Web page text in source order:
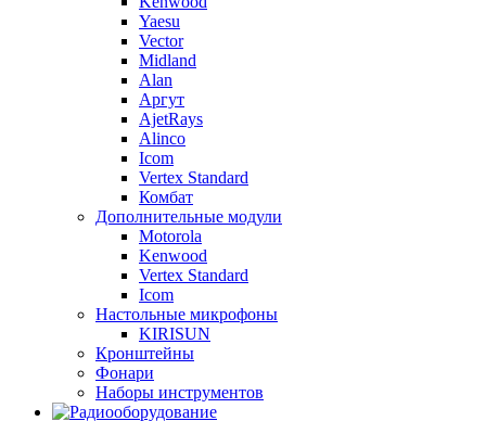
Yaesu
Vector
Midland
Alan
Аргут
AjetRays
Alinco
Icom
Vertex Standard
Комбат
Дополнительные модули
Motorola
Kenwood
Vertex Standard
Icom
Настольные микрофоны
KIRISUN
Кронштейны
Фонари
Наборы инструментов